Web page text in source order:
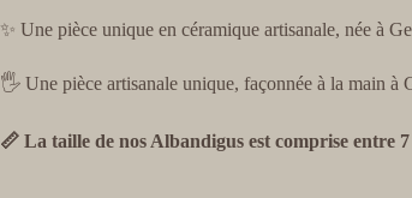
✨ Une pièce unique en céramique artisanale, née à
🖐️ Une pièce artisanale unique, façonnée à la main à
📏 La taille de nos Albandigus est comprise entre